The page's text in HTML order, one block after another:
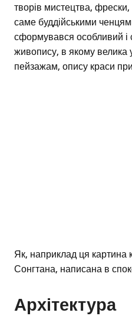
творів мистецтва, фрески,
саме буддійськими
сформувався особливий і
живопису, в якому велика
пейзажам, опису краси
Як, наприклад ця картина
Сонгтана, написана в
Архітектура